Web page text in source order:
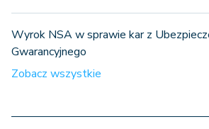
Wyrok NSA w sprawie kar z
Gwarancyjnego
Zobacz wszystkie